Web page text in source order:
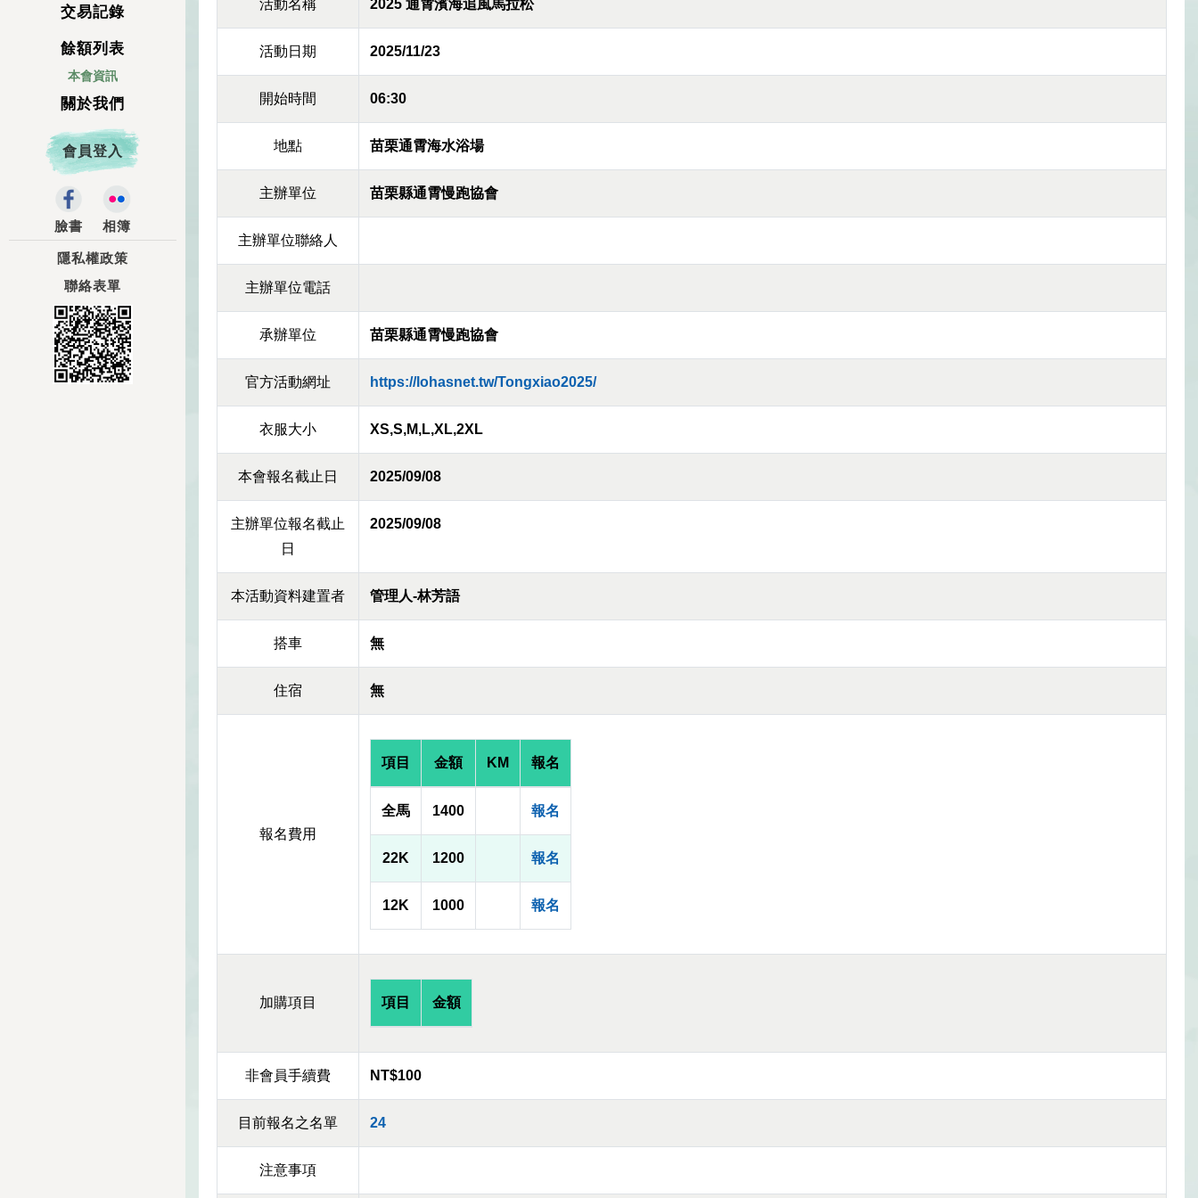
交易記錄
餘額列表
本會資訊
關於我們
會員登入
臉書 相簿
隱私權政策
聯絡表單
活動名稱 2025 通霄濱海追風馬拉松
活動日期 2025/11/23
開始時間 06:30
地點 苗栗通霄海水浴場
主辦單位 苗栗縣通霄慢跑協會
主辦單位聯絡人
主辦單位電話
承辦單位 苗栗縣通霄慢跑協會
官方活動網址 https://lohasnet.tw/Tongxiao2025/
衣服大小 XS,S,M,L,XL,2XL
本會報名截止日 2025/09/08
主辦單位報名截止
日
2025/09/08
本活動資料建置者 管理人-林芳語
搭車 無
住宿 無
報名費用
項目 金額 KM 報名
全馬 1400 報名
22K 1200 報名
12K 1000 報名
加購項目 項目 金額
非會員手續費 NT$100
目前報名之名單 24
注意事項